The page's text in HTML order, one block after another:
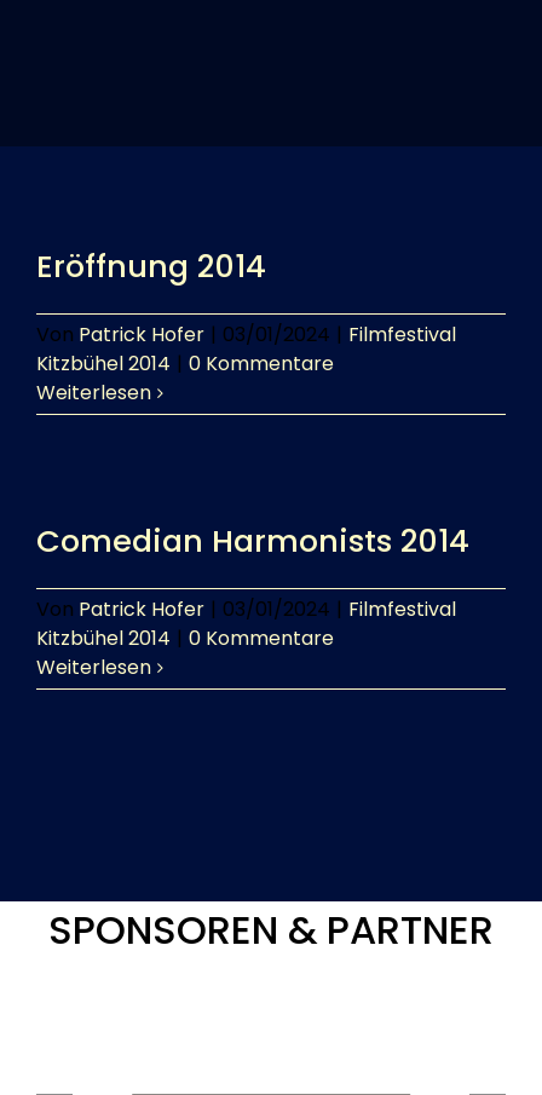
Eröffnung 2014
Von Patrick Hofer | 03/01/2024 | Filmfestival
Kitzbühel 2014 | 0 Kommentare
Weiterlesen
Comedian Harmonists 2014
Von Patrick Hofer | 03/01/2024 | Filmfestival
Kitzbühel 2014 | 0 Kommentare
Weiterlesen
SPONSOREN & PARTNER